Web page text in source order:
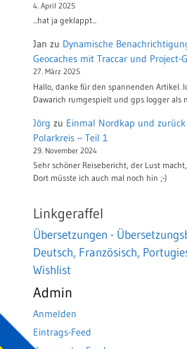
4. April 2025
...hat ja geklappt...
Jan zu Dynamische
Geocaches mit Traccar und Project-
27. März 2025
Hallo, danke für den spannenden Artikel.
Dawarich rumgespielt und gps logger als
Jörg zu Einmal Nordkap und
Polarkreis – Teil 1
29. November 2024
Sehr schöner Reisebericht, der Lust
Dort müsste ich auch mal noch hin ;-)
Linkgeraffel
Übersetzungen -
Deutsch, Französisch,
Wishlist
Admin
Anmelden
Eintrags-Feed